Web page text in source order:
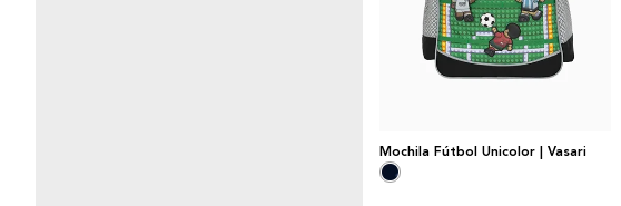
Mochila Fútbol Unicolor | Vasari